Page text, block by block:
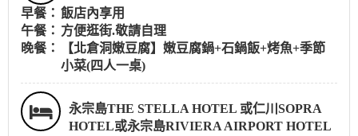
早餐： 飯店內享用
午餐： 方便逛街.敬請自理
晚餐：
【北倉洞嫩豆腐】嫩豆腐鍋+石鍋飯+烤魚+季節
小菜(四人一桌)
永宗島THE STELLA HOTEL 或仁川SOPRA
HOTEL或永宗島RIVIERA AIRPORT HOTEL